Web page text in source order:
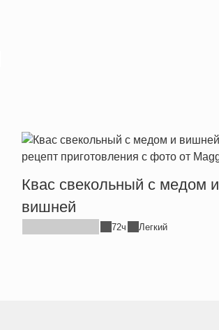
Квас свекольный с медом и
вишней
72ч Легкий